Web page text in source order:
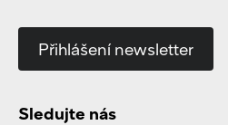
Přihlášení newsletter
Sledujte nás